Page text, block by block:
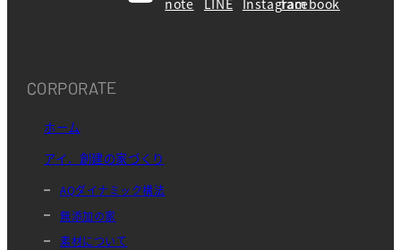
CORPORATE
ホーム
アイ．創建の家づくり
AQダイナミック構法
無添加の家
素材について